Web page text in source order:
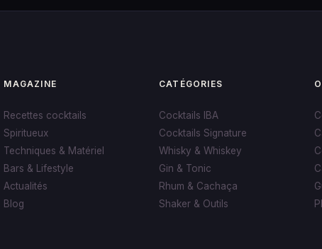
MAGAZINE
Recettes cocktails
Spiritueux
Techniques & Matériel
Bars & Lifestyle
Actualités
Blog
CATÉGORIES
Cocktails IBA
Cocktails Signature
Whisky & Whiskey
Gin & Tonic
Rhum & Cachaça
Shaker & Outils